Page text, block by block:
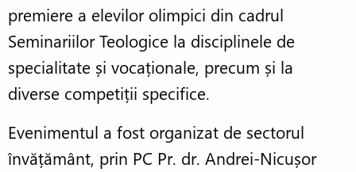
premiere a elevilor olimpici din cadrul
Seminariilor Teologice la disciplinele de
specialitate și vocaționale, precum și la
diverse competiții specifice.
Evenimentul a fost organizat de sectorul
învățământ, prin PC Pr. dr. Andrei-Nicușor